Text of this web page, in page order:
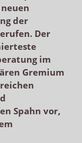
der
Der
im
Gremium
Spahn vor,